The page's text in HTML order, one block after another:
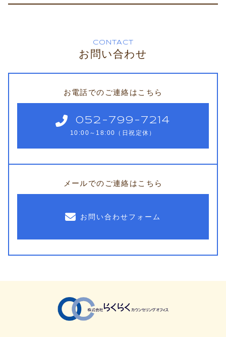
CONTACT
お問い合わせ
お電話でのご連絡はこちら
052-799-7214
10:00～18:00（日祝定休）
メールでのご連絡はこちら
お問い合わせフォーム